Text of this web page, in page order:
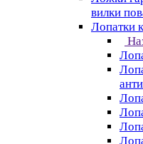
вилки
Лопатки